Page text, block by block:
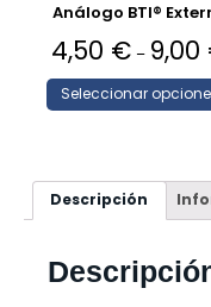
Análogo BTI®
4,50 € – 9,00
Seleccionar
Descripción